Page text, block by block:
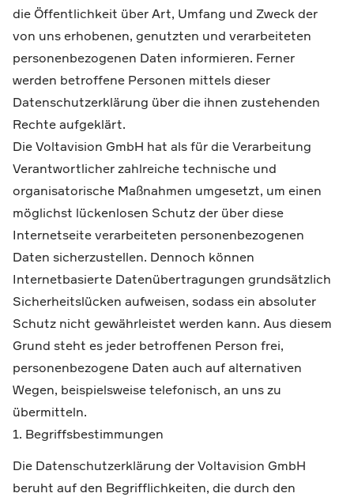
die Öffentlichkeit über Art, Umfang und Zweck der
von uns erhobenen, genutzten und verarbeiteten
personenbezogenen Daten informieren. Ferner
werden betroffene Personen mittels dieser
Datenschutzerklärung über die ihnen zustehenden
Rechte aufgeklärt.
Die Voltavision GmbH hat als für die Verarbeitung
Verantwortlicher zahlreiche technische und
organisatorische Maßnahmen umgesetzt, um einen
möglichst lückenlosen Schutz der über diese
Internetseite verarbeiteten personenbezogenen
Daten sicherzustellen. Dennoch können
Internetbasierte Datenübertragungen grundsätzlich
Sicherheitslücken aufweisen, sodass ein absoluter
Schutz nicht gewährleistet werden kann. Aus diesem
Grund steht es jeder betroffenen Person frei,
personenbezogene Daten auch auf alternativen
Wegen, beispielsweise telefonisch, an uns zu
übermitteln.
1. Begriffsbestimmungen
Die Datenschutzerklärung der Voltavision GmbH
beruht auf den Begrifflichkeiten, die durch den